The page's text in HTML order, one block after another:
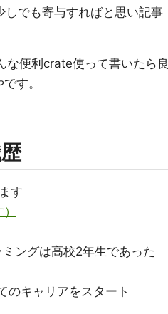
でも寄与すればと思い記事
な便利crate使って書いたら
す。
す
ングは高校2年生であった
のキャリアをスタート